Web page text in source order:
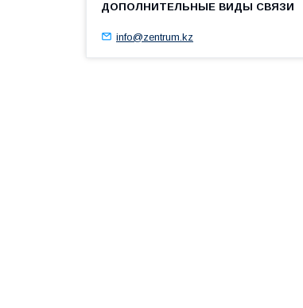
info@zentrum.kz